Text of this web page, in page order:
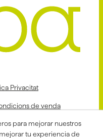
Privacitat
de venda
para mejorar nuestros
tu experiencia de